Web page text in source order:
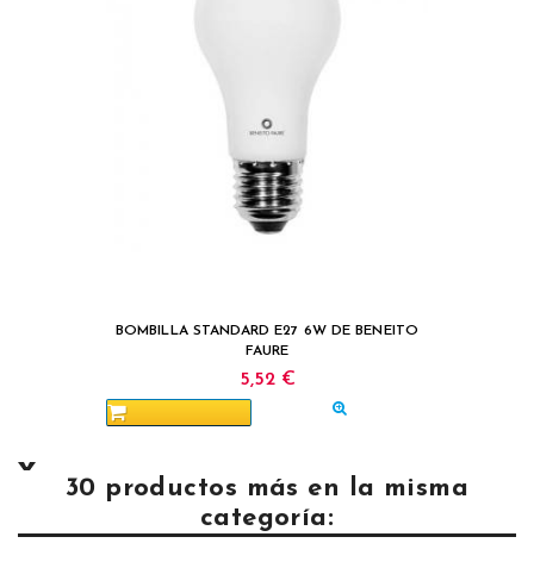
BOMBILLA STANDARD E27 6W DE BENEITO
FAURE
5,52 €
30 productos más en la misma
categoría: